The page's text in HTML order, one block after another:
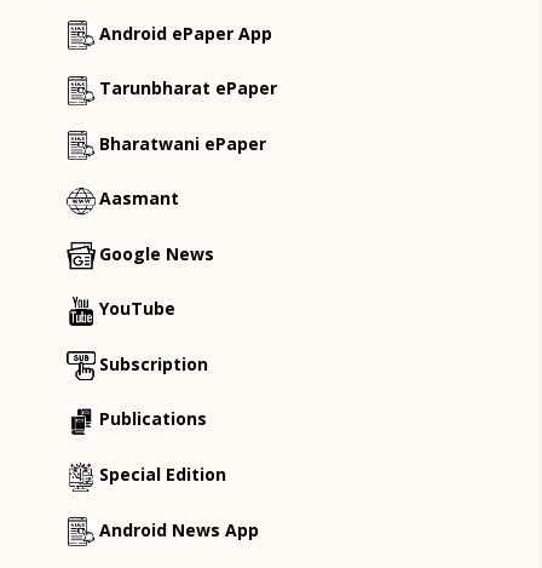
Android ePaper App
Tarunbharat ePaper
Bharatwani ePaper
Aasmant
Google News
YouTube
Subscription
Publications
Special Edition
Android News App